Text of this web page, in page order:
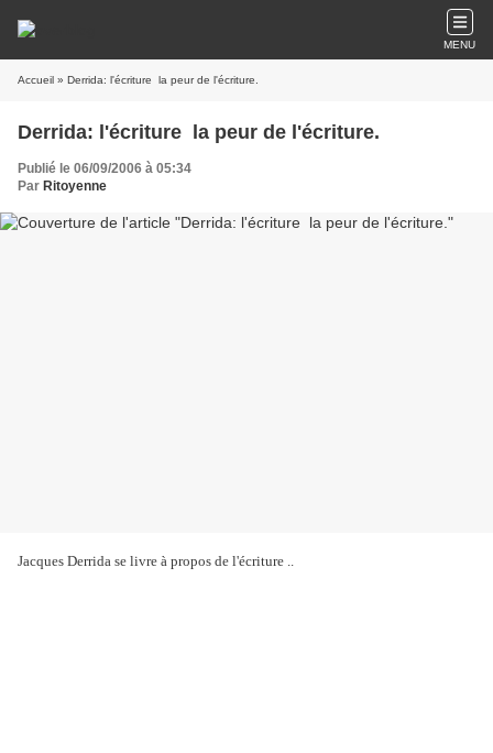
MENU
Accueil » Derrida: l'écriture  la peur de l'écriture.
Derrida: l'écriture  la peur de l'écriture.
Publié le 06/09/2006 à 05:34
Par Ritoyenne
Jacques Derrida se livre à propos de l'écriture ..